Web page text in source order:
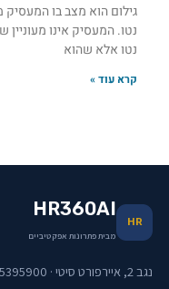
גילום הוא מצב בו
נטו. המעסיק אינו
נטו אלא שהוא
קרא עוד »
HR
HR360AI
מבית פתרונות אפקטיביים
נגב 2, איירפורט סיטי · 03-5395900 · INFO@ESG.CO.IL